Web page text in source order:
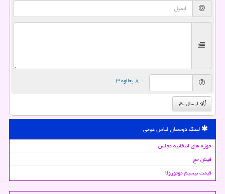
= ۸ بعلاوه ۳
ارسال نظر
لینک دوستان لباس دونی
حوزه های انتخابیه مجلس
فیش حج
قیمت بیسیم موتورولا